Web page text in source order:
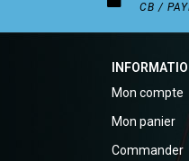
CB /
Mon compte
Mon panier
Commander